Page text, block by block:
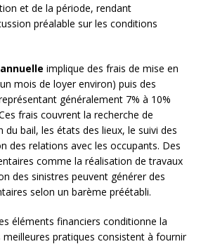
et de la période, rendant
préalable sur les conditions
implique des frais de mise en
mois de loyer environ) puis des
généralement 7% à 10%
frais couvrent la recherche de
bail, les états des lieux, le suivi des
des relations avec les occupants. Des
comme la réalisation de travaux
des sinistres peuvent générer des
selon un barème préétabli.
éléments financiers conditionne la
pratiques consistent à fournir